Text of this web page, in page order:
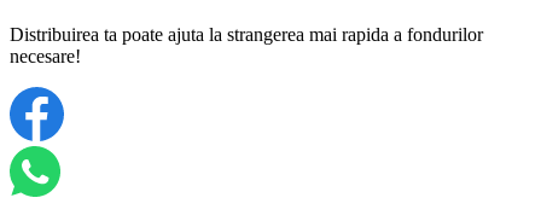
Distribuirea ta poate ajuta la strangerea mai rapida a fondurilor
necesare!